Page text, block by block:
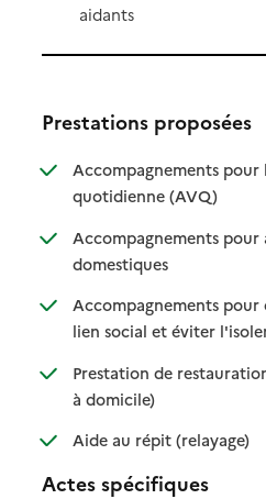
aidants
Prestations proposées
Accompagnements pour
quotidienne (AVQ): disponible
: non
Accompagnements
domestiques: disponible
: non disponible
Accompagnements
lien social et éviter
Prestation de
à domicile): disponible
: non disponible
Aide au répit (relayage)
:
: non
Actes spécifiques